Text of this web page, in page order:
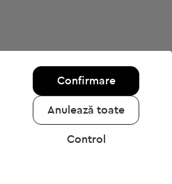
Confirmare
Anulează toate
Control